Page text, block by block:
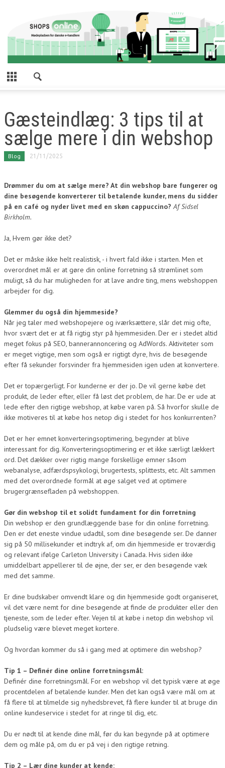
Gæsteindlæg: 3 tips til at
sælge mere i din webshop
Blog 21/11/2025
Drømmer du om at sælge mere? At din webshop bare fungerer og
dine besøgende konverterer til betalende kunder, mens du sidder
på en café og nyder livet med en skøn cappuccino?Af Sidsel
Birkholm.
Ja, Hvem gør ikke det?
Det er måske ikke helt realistisk, - i hvert fald ikke i starten. Men et
overordnet mål er at gøre din online forretning så strømlinet som
muligt, så du har muligheden for at lave andre ting, mens webshoppen
arbejder for dig.
Glemmer du også din hjemmeside?
Når jeg taler med webshopejere og iværksættere, slår det mig ofte,
hvor svært det er at få rigtig styr på hjemmesiden. Der er i stedet altid
meget fokus på SEO, bannerannoncering og AdWords. Aktiviteter som
er meget vigtige, men som også er rigtigt dyre, hvis de besøgende
efter få sekunder forsvinder fra hjemmesiden igen uden at konvertere.
Det er topærgerligt. For kunderne er der jo. De vil gerne købe det
produkt, de leder efter, eller få løst det problem, de har. De er ude at
lede efter den rigtige webshop, at købe varen på. Så hvorfor skulle de
ikke motiveres til at købe hos netop dig i stedet for hos konkurrenten?
Det er her emnet konverteringsoptimering, begynder at blive
interessant for dig. Konverteringsoptimering er et ikke særligt lækkert
ord. Det dækker over rigtig mange forskellige emner såsom
webanalyse, adfærdspsykologi, brugertests, splittests, etc. Alt sammen
med det overordnede formål at øge salget ved at optimere
brugergrænsefladen på webshoppen.
Gør din webshop til et solidt fundament for din forretning
Din webshop er den grundlæggende base for din online forretning.
Den er det eneste vindue udadtil, som dine besøgende ser. De danner
sig på 50 millisekunder et indtryk af, om din hjemmeside er troværdig
og relevant ifølge Carleton University i Canada. Hvis siden ikke
umiddelbart appellerer til de øjne, der ser, er den besøgende væk
med det samme.
Er dine budskaber omvendt klare og din hjemmeside godt organiseret,
vil det være nemt for dine besøgende at finde de produkter eller den
tjeneste, som de leder efter. Vejen til at købe i netop din webshop vil
pludselig være blevet meget kortere.
Og hvordan kommer du så i gang med at optimere din webshop?
Tip 1 – Definér dine online forretningsmål:
Definér dine forretningsmål. For en webshop vil det typisk være at øge
procentdelen af betalende kunder. Men det kan også være mål om at
få flere til at tilmelde sig nyhedsbrevet, få flere kunder til at bruge din
online kundeservice i stedet for at ringe til dig, etc.
Du er nødt til at kende dine mål, før du kan begynde på at optimere
dem og måle på, om du er på vej i den rigtige retning.
Tip 2 – Lær dine kunder at kende: